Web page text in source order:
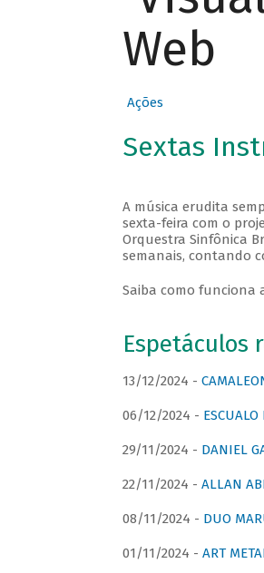
Web
Ações
Sextas
A música erudita
sexta-feira com o
Orquestra Sinfônica
semanais, contando
Saiba como funciona
Espetáculos
13/12/2024 -
06/12/2024 -
29/11/2024 - DANIEL
22/11/2024 - ALLAN
08/11/2024 - DUO
01/11/2024 - ART